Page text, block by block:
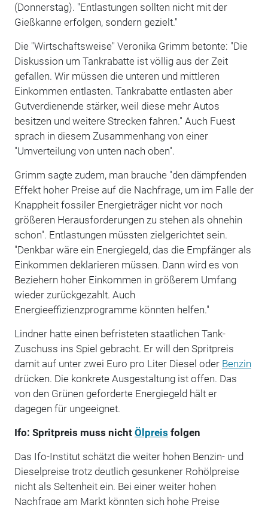
(Donnerstag). "Entlastungen sollten nicht mit der
Gießkanne erfolgen, sondern gezielt."
Die "Wirtschaftsweise" Veronika Grimm betonte: "Die
Diskussion um Tankrabatte ist völlig aus der Zeit
gefallen. Wir müssen die unteren und mittleren
Einkommen entlasten. Tankrabatte entlasten aber
Gutverdienende stärker, weil diese mehr Autos
besitzen und weitere Strecken fahren." Auch Fuest
sprach in diesem Zusammenhang von einer
"Umverteilung von unten nach oben".
Grimm sagte zudem, man brauche "den dämpfenden
Effekt hoher Preise auf die Nachfrage, um im Falle der
Knappheit fossiler Energieträger nicht vor noch
größeren Herausforderungen zu stehen als ohnehin
schon". Entlastungen müssten zielgerichtet sein.
"Denkbar wäre ein Energiegeld, das die Empfänger als
Einkommen deklarieren müssen. Dann wird es von
Beziehern hoher Einkommen in größerem Umfang
wieder zurückgezahlt. Auch
Energieeffizienzprogramme könnten helfen."
Lindner hatte einen befristeten staatlichen Tank-
Zuschuss ins Spiel gebracht. Er will den Spritpreis
damit auf unter zwei Euro pro Liter Diesel oder Benzin
drücken. Die konkrete Ausgestaltung ist offen. Das
von den Grünen geforderte Energiegeld hält er
dagegen für ungeeignet.
Ifo: Spritpreis muss nicht Ölpreis folgen
Das Ifo-Institut schätzt die weiter hohen Benzin- und
Dieselpreise trotz deutlich gesunkener Rohölpreise
nicht als Seltenheit ein. Bei einer weiter hohen
Nachfrage am Markt könnten sich hohe Preise